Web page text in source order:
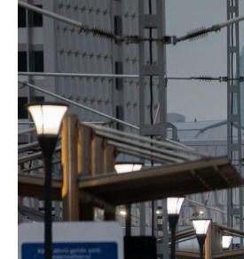
Siyasi
Geosiyasi
İqtisadi
Sosioloji
Araşdırma
Multimedia
Foto
Video
İnfoqrafika
Podcast
Humanitar
Elm və təhsil
Mədəniyyət